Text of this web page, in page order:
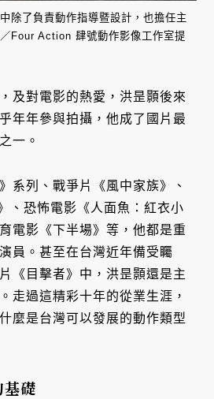
除了負責動作指導暨設計，也擔任主
Four Action 肆號動作影像工作室提
及對電影的熱愛，洪昰顥後來
年年參與拍攝，他成了國片最
一。
系列、戰爭片《風中家族》、
、恐怖電影《人面魚：紅衣小
電影《下半場》等，他都是重
員。甚至在台灣近年備受矚
《目擊者》中，洪昰顥還是主
走過這精彩十年的從業生涯，
麼是台灣可以發展的動作類型
礎